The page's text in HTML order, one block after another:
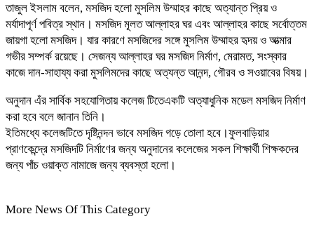
তাজুল ইসলাম বলেন, মসজিদ হলো মুসলিম উম্মাহর কাছে অত্যান্ত প্রিয় ও
মর্যাদাপূর্ণ পবিত্র স্থান। মসজিদ মূলত আল্লাহর ঘর এবং আল্লাহর কাছে সর্বোত্তম
জায়গা হলো মসজিদ। যার কারণে মসজিদের সঙ্গে মুসলিম উম্মাহর হৃদয় ও আত্মার
গভীর সম্পর্ক রয়েছে। সেজন্য আল্লাহর ঘর মসজিদ নির্মাণ, মেরামত, সংস্কার
কাজে দান-সাহায্য করা মুসলিমদের কাছে অত্যন্ত আনন্দ, গৌরব ও সওয়াবের বিষয়।
অনুদান এঁর সার্বিক সহযোগিতায় কলেজ টিতেএকটি অত্যাধুনিক মডেল মসজিদ নির্মাণ
করা হবে বলে জানান তিনি।
ইতিমধ্যে কলেজটিতে দৃষ্টিনন্দন ভাবে মসজিদ গড়ে তোলা হবে।ফুলবাড়িয়ার
প্রাণকেন্দ্রে মসজিদটি নির্মাণের জন্য অনুদানের কলেজের সকল শিক্ষার্থী শিক্ষকদের
জন্য পাঁচ ওয়াক্ত নামাজে জন্য ব্যবস্তা হলো।
More News Of This Category